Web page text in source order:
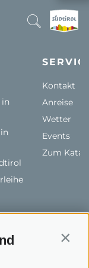
Kontakt
Anreise
Wetter
Events
Zum